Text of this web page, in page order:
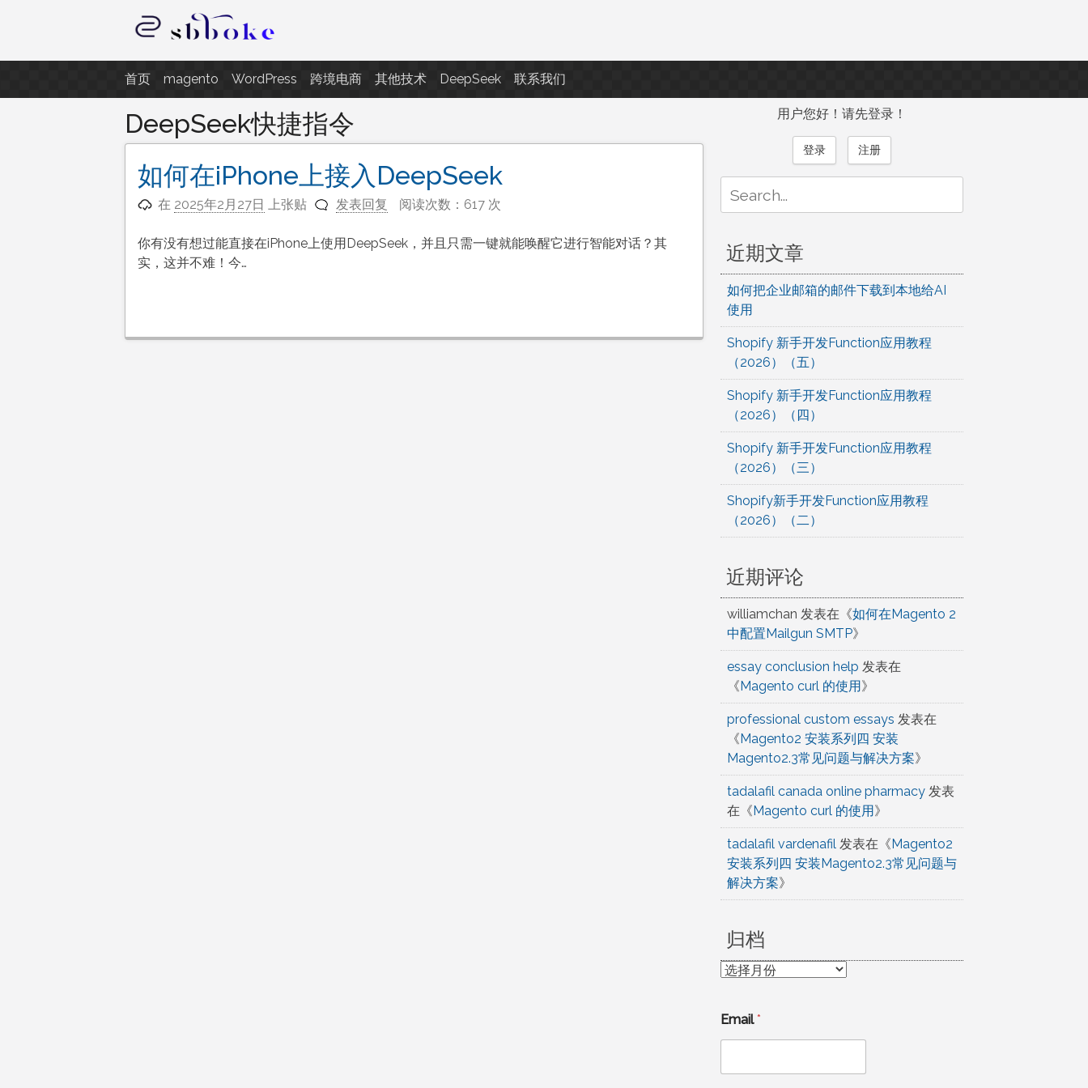
至
内
容
记录跨境电商独立站开发遇到的点点滴滴
首页 magento WordPress 跨境电商 其他技术 DeepSeek 联系我们
DeepSeek快捷指令
如何在iPhone上接入DeepSeek
在 2025年2月27日 上张贴 发表回复 阅读次数：617 次
你有没有想过能直接在iPhone上使用DeepSeek，并且只需一键就能唤醒它进行智能对话？其
实，这并不难！今…
用户您好！请先登录！
登录 注册
for:
近期文章
如何把企业邮箱的邮件下载到本地给AI
使用
Shopify 新手开发Function应用教程
（2026）（五）
Shopify 新手开发Function应用教程
（2026）（四）
Shopify 新手开发Function应用教程
（2026）（三）
Shopify新手开发Function应用教程
（2026）（二）
近期评论
williamchan 发表在《如何在Magento 2
中配置Mailgun SMTP》
essay conclusion help 发表在
《Magento curl 的使用》
professional custom essays 发表在
《Magento2 安装系列四 安装
Magento2.3常见问题与解决方案》
tadalafil canada online pharmacy发表
在《Magento curl 的使用》
tadalafil vardenafil发表在《Magento2
安装系列四 安装Magento2.3常见问题与
解决方案》
归档
归
Email*